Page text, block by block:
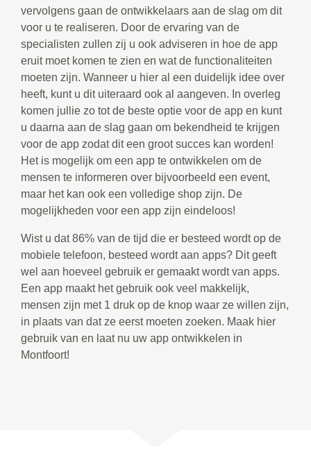
vervolgens gaan de ontwikkelaars aan de slag om dit
voor u te realiseren. Door de ervaring van de
specialisten zullen zij u ook adviseren in hoe de app
eruit moet komen te zien en wat de functionaliteiten
moeten zijn. Wanneer u hier al een duidelijk idee over
heeft, kunt u dit uiteraard ook al aangeven. In overleg
komen jullie zo tot de beste optie voor de app en kunt
u daarna aan de slag gaan om bekendheid te krijgen
voor de app zodat dit een groot succes kan worden!
Het is mogelijk om een app te ontwikkelen om de
mensen te informeren over bijvoorbeeld een event,
maar het kan ook een volledige shop zijn. De
mogelijkheden voor een app zijn eindeloos!
Wist u dat 86% van de tijd die er besteed wordt op de
mobiele telefoon, besteed wordt aan apps? Dit geeft
wel aan hoeveel gebruik er gemaakt wordt van apps.
Een app maakt het gebruik ook veel makkelijk,
mensen zijn met 1 druk op de knop waar ze willen zijn,
in plaats van dat ze eerst moeten zoeken. Maak hier
gebruik van en laat nu uw app ontwikkelen in
Montfoort!